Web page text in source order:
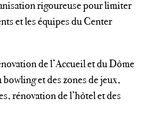
rigoureuse pour limiter
et les équipes du Center
de l’Accueil et du Dôme
et des zones de jeux,
rénovation de l’hôtel et des